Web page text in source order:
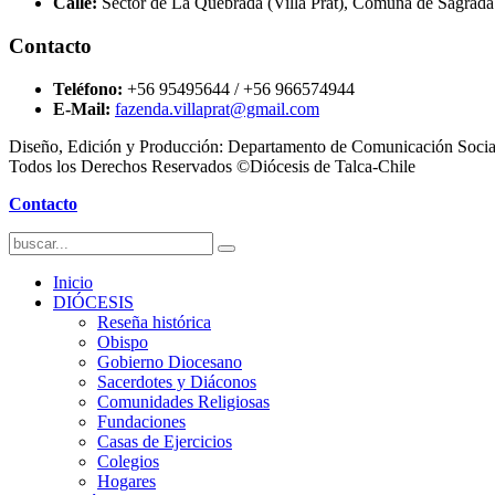
Contacto
Teléfono: +56 95495644 / +56 966574944
E-Mail: fazenda.villaprat@gmail.com
Diseño, Edición y Producción: Departamento de Comunicación
Todos los Derechos Reservados ©Diócesis de Talca-Chile
Contacto
Inicio
DIÓCESIS
Reseña histórica
Obispo
Gobierno Diocesano
Sacerdotes y Diáconos
Comunidades Religiosas
Fundaciones
Casas de Ejercicios
Colegios
Hogares